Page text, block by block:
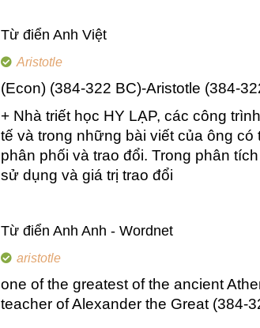
Từ điển Anh Việt
Aristotle
(Econ) (384-322 BC)-Aristotle (384-
+ Nhà triết học HY LẠP, các công
tế và trong những bài viết của ông
phân phối và trao đổi. Trong phân
sử dụng và giá trị trao đổi
Từ điển Anh Anh - Wordnet
aristotle
one of the greatest of the ancient
teacher of Alexander the Great (384-